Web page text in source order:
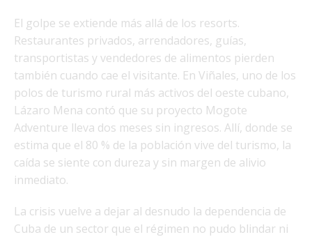
El golpe se extiende más allá de los resorts.
Restaurantes privados, arrendadores, guías,
transportistas y vendedores de alimentos pierden
también cuando cae el visitante. En Viñales, uno de los
polos de turismo rural más activos del oeste cubano,
Lázaro Mena contó que su proyecto Mogote
Adventure lleva dos meses sin ingresos. Allí, donde se
estima que el 80 % de la población vive del turismo, la
caída se siente con dureza y sin margen de alivio
inmediato.
La crisis vuelve a dejar al desnudo la dependencia de
Cuba de un sector que el régimen no pudo blindar ni